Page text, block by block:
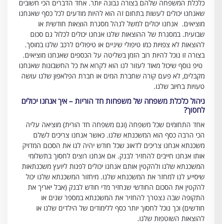
כלכלת המשפחה שלהם בצורה נבונה יותר. אחד הדברים הכי חשובים
שאנחנו יכולים לעשות בתחום זה הוא להיות מודעים לכל כסף שאנחנו
מוציאים. אנחנו יכולים למשל לנהל מסגרת הוצאות חודשית או
שבועית. במסגרת של ההוצאות שלנו אנחנו יכולים לכלול גם סכום
להוצאות לא צפויות כמו טיפולי שיניים או טיפולים לרכב שלנו במוסך.
בצורה זו נוכל להיות רוב הזמן בשליטה על הכספים שאנחנו מוציאים.
טיפ נוסף שיכול מאוד לעזור לנו הוא לקרוא את כל החשבונות שאנחנו
מקבלים, לא פעם קורה שחברת המים או חברת הפלאפון שלנו עושה
טעויות בחיוב שלנו.
ניהול כלכלת משפחה של משפחות חד הוריות – איך אנחנו יכולים
לחסוך?
אחד התחומים שכל משפחה (וגם משפחה חד הורית) מוציאה עליה
הכי הרבה כסף הוא המשכנתא שלנו. כאשר אנחנו צריכים לשלם
משכנתא אנחנו צריכים לדאוג שכל חודש יהיה לנו את הסכום המדויק
אותו אנחנו חייבים להחזיר לבנק. אם אנחנו רוצים לחסוך בתשלומי
המשכנתא שלנו ולהקטין אותם אנחנו יכולים לפנות ליועץ משכנתאות
שיסייע לנו למחזר את המשכנתא שלנו. מיחזור המשכנתא שלנו יכול
להקטין את הסכום החודשי שנחזיר מדי חודש לבנק (אבל יאריך את
התקופה שבה נצטרך להחזיר את המשכנתא במספר שנים או
חודשים) וכך נוכל לחסוך יותר כסף ללימודים של הילדים שלנו או
להוצאות השוטפות שלנו.